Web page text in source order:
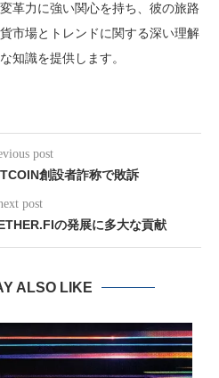
革力に強い関心を持ち、彼の旅路
市場とトレンドに関する深い理解
知識を提供します。
post
創設者詐称で敗訴
post
の発展に多大な貢献
ALSO LIKE